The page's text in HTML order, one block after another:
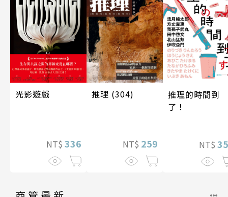
光影遊戲
NT$ 336
推理 (304)
NT$ 259
推理的時間到
了！
NT$